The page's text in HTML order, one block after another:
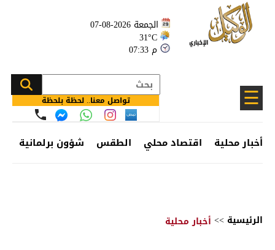
الجمعة 2026-08-07
31°C
07:33 م
☰ تواصل معنا.. لحظة بلحظة
أخبار محلية اقتصاد محلي الطقس شؤون برلمانية
الرئيسية >> أخبار محلية